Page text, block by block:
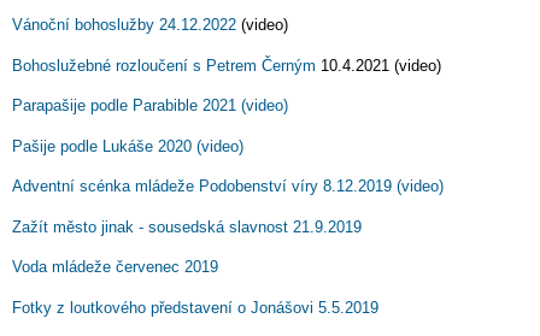
Vánoční bohoslužby 24.12.2022 (video)
Bohoslužebné rozloučení s Petrem Černým 10.4.2021 (video)
Parapašije podle Parabible 2021 (video)
Pašije podle Lukáše 2020 (video)
Adventní scénka mládeže Podobenství víry 8.12.2019 (video)
Zažít město jinak - sousedská slavnost 21.9.2019
Voda mládeže červenec 2019
Fotky z loutkového představení o Jonášovi 5.5.2019